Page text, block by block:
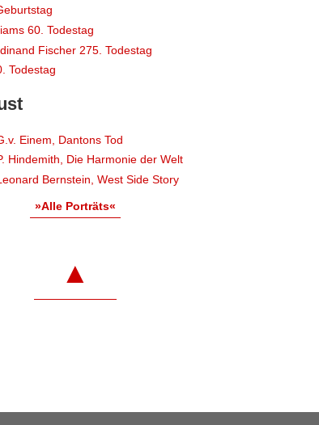
60. Todestag
Fischer 275. Todestag
Todestag
Einem, Dantons Tod
Hindemith, Die Harmonie der Welt
Bernstein, West Side Story
»Alle Porträts«
▲